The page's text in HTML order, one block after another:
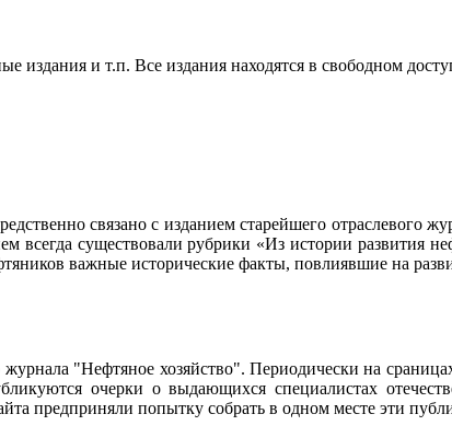
издания и т.п. Все издания находятся в свободном
связано с изданием старейшего отраслевого
всегда существовали рубрики «Из истории
важные исторические факты, повлиявшие на
журнала "Нефтяное хозяйство". Периодически на
очерки о выдающихся специалистах
предприняли попытку собрать в одном месте эти